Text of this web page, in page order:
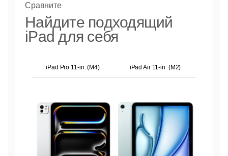
Сравните
Найдите подходящий
iPad для себя
iPad Pro 11-in. (M4) iPad Air 11-in. (M2)